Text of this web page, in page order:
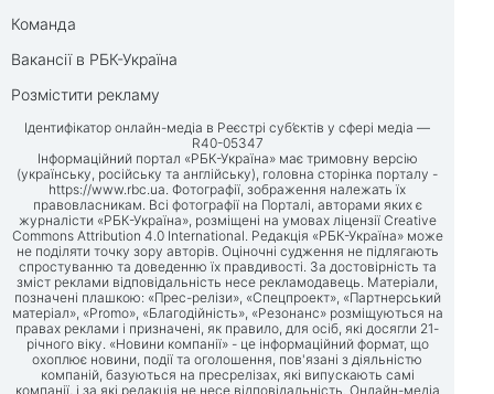
Команда
Вакансії в РБК-Україна
Розмістити рекламу
Ідентифікатор онлайн-медіа в Реєстрі суб’єктів у сфері медіа —
R40-05347
Інформаційний портал «РБК-Україна» має тримовну версію
(українську, російську та англійську), головна сторінка порталу -
https://www.rbc.ua. Фотографії, зображення належать їх
правовласникам. Всі фотографії на Порталі, авторами яких є
журналісти «РБК-Україна», розміщені на умовах ліцензії Creative
Commons Attribution 4.0 International. Редакція «РБК-Україна» може
не поділяти точку зору авторів. Оціночні судження не підлягають
спростуванню та доведенню їх правдивості. За достовірність та
зміст реклами відповідальність несе рекламодавець. Матеріали,
позначені плашкою: «Прес-релізи», «Спецпроект», «Партнерський
матеріал», «Promo», «Благодійність», «Резонанс» розміщуються на
правах реклами і призначені, як правило, для осіб, які досягли 21-
річного віку. «Новини компанії» - це інформаційний формат, що
охоплює новини, події та оголошення, пов'язані з діяльністю
компаній, базуються на пресрелізах, які випускають самі
компанії, і за які редакція не несе відповідальність. Онлайн-медіа